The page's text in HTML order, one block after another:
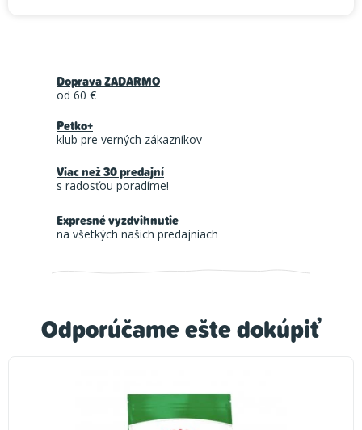
Odporúčame ešte dokúpiť
Doprava ZADARMO
od 60 €
Petko+
klub pre verných zákazníkov
Viac než 30 predajní
s radosťou poradíme!
Expresné vyzdvihnutie
na všetkých našich predajniach